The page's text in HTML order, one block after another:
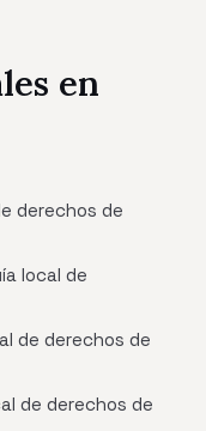
en
derechos de
local de
de derechos de
de derechos de